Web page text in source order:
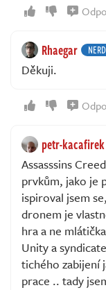
Rhaegar
Děkuji.
petr-kacafirek
Assasssins
prvkům, jako je
ispiroval jsem
dronem je
hra a ne
Unity a
tichého zabijení
prace .. tady